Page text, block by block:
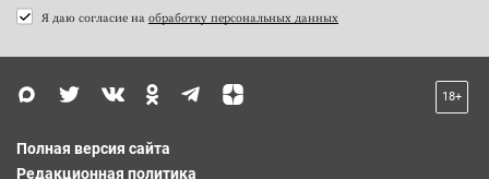
Я даю согласие на обработку персональных данных
18+
Полная версия сайта
Редакционная политика